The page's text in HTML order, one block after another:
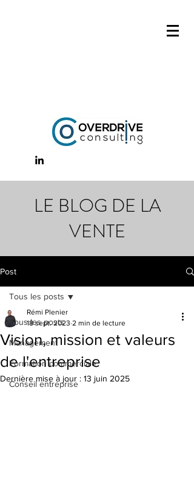
LE BLOG DE LA
VENTE
Post
Tous les posts
Management
Formation commerciale
Conseil entreprise
Tous les posts
Vision, mission et valeurs
de l'entreprise
Rémi Plenier
18 sept. 2023 2 min de lecture
Dernière mise à jour : 13 juin 2025